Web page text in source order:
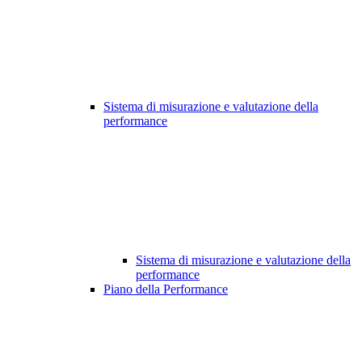
Sistema di misurazione e valutazione della
performance
Sistema di misurazione e valutazione della
performance
Piano della Performance